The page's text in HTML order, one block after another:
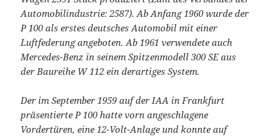
Automobilindustrie: 2587). Ab Anfang 1960 wurde der
P 100 als erstes deutsches Automobil mit einer
Luftfederung angeboten. Ab 1961 verwendete auch
Mercedes-Benz in seinem Spitzenmodell 300 SE aus
der Baureihe W 112 ein derartiges System.
Der im September 1959 auf der IAA in Frankfurt
präsentierte P 100 hatte vorn angeschlagene
Vordertüren, eine 12-Volt-Anlage und konnte auf